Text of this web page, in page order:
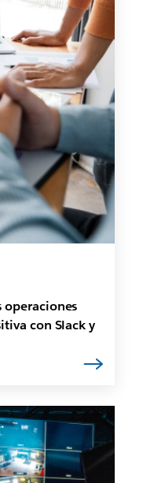
operaciones
con Slack y